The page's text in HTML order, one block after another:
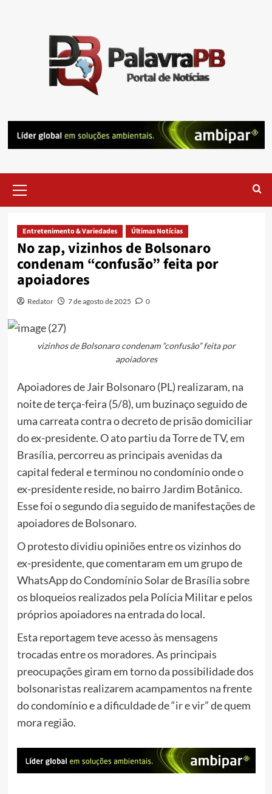
Menu
Entretenimento & Variedades Últimas Notícias
No zap, vizinhos de Bolsonaro
condenam “confusão” feita por
apoiadores
Redator 7 de agosto de 2025 0
vizinhos de Bolsonaro condenam “confusão” feita por
apoiadores
Apoiadores de Jair Bolsonaro (PL) realizaram, na
noite de terça-feira (5/8), um buzinaço seguido de
uma carreata contra o decreto de prisão domiciliar
do ex-presidente. O ato partiu da Torre de TV, em
Brasília, percorreu as principais avenidas da
capital federal e terminou no condomínio onde o
ex-presidente reside, no bairro Jardim Botânico.
Esse foi o segundo dia seguido de manifestações de
apoiadores de Bolsonaro.
O protesto dividiu opiniões entre os vizinhos do
ex-presidente, que comentaram em um grupo de
WhatsApp do Condomínio Solar de Brasília sobre
os bloqueios realizados pela Polícia Militar e pelos
próprios apoiadores na entrada do local.
Esta reportagem teve acesso às mensagens
trocadas entre os moradores. As principais
preocupações giram em torno da possibilidade dos
bolsonaristas realizarem acampamentos na frente
do condomínio e a dificuldade de “ir e vir” de quem
mora região.